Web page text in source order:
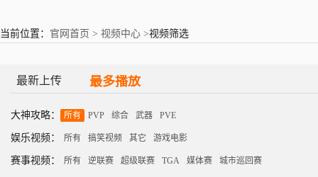
当前位置： 官网首页 > 视频中心 >视频筛选
最新上传 最多播放
大神攻略： 所有 PVP 综合 武器 PVE
娱乐视频： 所有 搞笑视频 其它 游戏电影
赛事视频： 所有 逆联赛 超级联赛 TGA 媒体赛 城市巡回赛